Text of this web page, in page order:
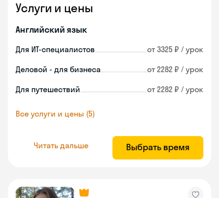
Услуги и цены
Английский язык
Для ИТ-специалистов от 3325 ₽ / урок
Деловой - для бизнеса от 2282 ₽ / урок
Для путешествий от 2282 ₽ / урок
Все услуги и цены (5)
Читать дальше Выбрать время